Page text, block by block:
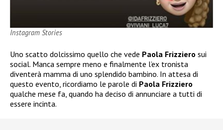
Instagram Stories
Uno scatto dolcissimo quello che vede Paola Frizziero sui
social. Manca sempre meno e finalmente l’ex tronista
diventerà mamma di uno splendido bambino. In attesa di
questo evento, ricordiamo le parole di Paola Frizziero
qualche mese fa, quando ha deciso di annunciare a tutti di
essere incinta.